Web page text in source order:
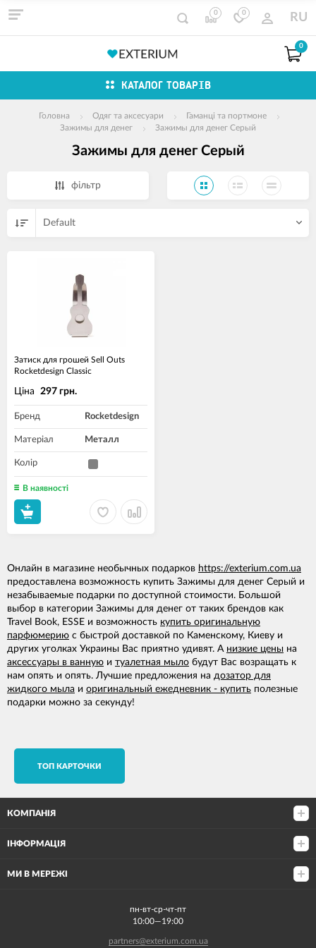
0 0 RU
0
КАТАЛОГ ТОВАРІВ
Головна Одяг та аксесуари
Гаманці та портмоне
Зажимы для денег
Зажимы для денег Серый
Зажимы для денег Серый
фільтр
Default
Затиск для грошей Sell Outs
Rocketdesign Classic
Ціна 297 грн.
Бренд Rocketdesign
Матеріал Металл
Колір
В наявності
Онлайн в магазине необычных подарков https://exterium.com.ua
предоставлена возможность купить Зажимы для денег Серый и
незабываемые подарки по доступной стоимости. Большой
выбор в категории Зажимы для денег от таких брендов как
Travel Book, ESSE и возможность купить оригинальную
парфюмерию с быстрой доставкой по Каменскому, Киеву и
других уголках Украины Вас приятно удивят. А низкие цены на
аксессуары в ванную и туалетная мыло будут Вас возращать к
нам опять и опять. Лучшие предложения на дозатор для
жидкого мыла и оригинальный ежедневник - купить полезные
подарки можно за секунду!
TОП КАРТОЧКИ
КОМПАНІЯ
ІНФОРМАЦІЯ
МИ В МЕРЕЖІ
пн-вт-ср-чт-пт
10:00—19:00
partners@exterium.com.ua